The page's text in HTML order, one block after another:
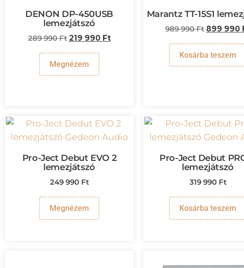
DENON DP-450USB
lemezjátszó
289 990Ft 219 990 Ft
Megnézem
Marantz TT-15S1
989 990Ft 899 990
Kosárba teszem
Pro-Ject Debut EVO 2
lemezjátszó
249 990 Ft
Megnézem
Pro-Ject Debut
lemezjátszó
319 990 Ft
Kosárba teszem